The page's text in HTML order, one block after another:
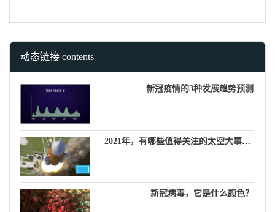
动态链接 contents
新冠疫情的3种发展趋势预测
2021年，有哪些值得关注的太空大事件？
新冠病毒，它是什么颜色？